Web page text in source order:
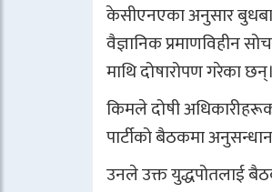
केसीएनएका अनुसार बुधबार
वैज्ञानिक प्रमाणविहीन
माथि दोषारोपण गरेका छन्।
किमले दोषी
पार्टीको बैठकमा
उनले उक्त युद्धपोतलाई बैठक